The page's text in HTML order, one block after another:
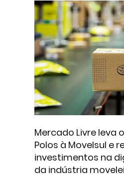
Mercado Livre leva
Polos à Movelsul e
investimentos na
da indústria